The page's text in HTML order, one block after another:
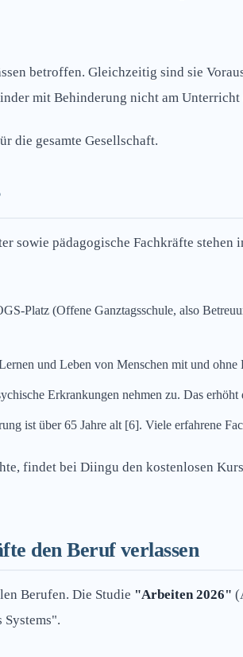
betroffen. Gleichzeitig sind sie
mit Behinderung nicht am
die gesamte Gesellschaft.
sowie pädagogische Fachkräfte
Platz (Offene Ganztagsschule, also
und Leben von Menschen mit und
Erkrankungen nehmen zu. Das
ist über 65 Jahre alt [6]. Viele erfahrene
findet bei Diingu den kostenlosen Kurs
den Beruf verlassen
Berufen. Die Studie "Arbeiten 2026"